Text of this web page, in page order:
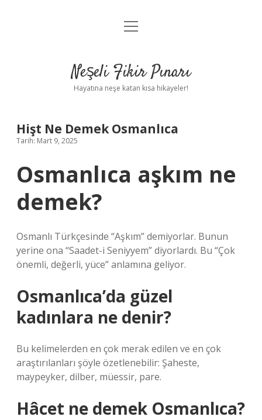
Anasayfa
Yasal Uyarı
menüyü
Neşeli Fikir Pınarı
Hayatına neşe katan kısa hikayeler!
Hişt Ne Demek Osmanlıca
Tarih: Mart 9, 2025
Osmanlıca aşkım ne
demek?
Osmanlı Türkçesinde “Aşkım” demiyorlar. Bunun
yerine ona “Saadet-i Seniyyem” diyorlardı. Bu “Çok
önemli, değerli, yüce” anlamına geliyor.
Osmanlıca’da güzel
kadınlara ne denir?
Bu kelimelerden en çok merak edilen ve en çok
araştırılanları şöyle özetlenebilir: Şaheste,
maypeyker, dilber, müessir, pare.
Hâcet ne demek Osmanlıca?